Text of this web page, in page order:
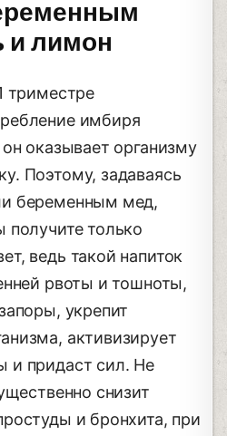
и лимон
триместре
имбиря
оказывает организму
Поэтому, задаваясь
беременным мед,
только
ведь такой напиток
рвоты и тошноты,
укрепит
активизирует
и придаст сил. Не
снизит
и бронхита, при